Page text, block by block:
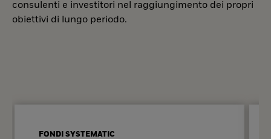
consulenti e investitori nel raggiungimento dei propri
obiettivi di lungo periodo.
FONDI SYSTEMATIC